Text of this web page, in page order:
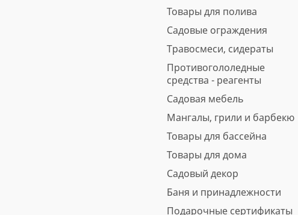
Товары для полива
Садовые ограждения
Травосмеси, сидераты
Противогололедные
средства - реагенты
Садовая мебель
Мангалы, грили и барбекю
Товары для бассейна
Товары для дома
Садовый декор
Баня и принадлежности
Подарочные сертификаты